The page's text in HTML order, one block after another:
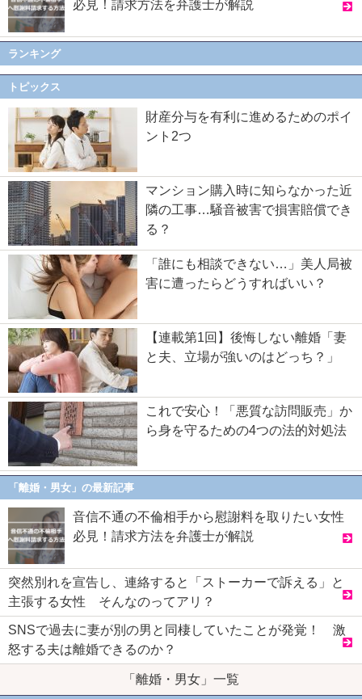
必見！請求方法を弁護士が解説
ランキング
トピックス
財産分与を有利に進めるためのポイ
ント2つ
マンション購入時に知らなかった近
隣の工事…騒音被害で損害賠償でき
る？
「誰にも相談できない…」美人局被
害に遭ったらどうすればいい？
【連載第1回】後悔しない離婚「妻
と夫、立場が強いのはどっち？」
これで安心！「悪質な訪問販売」か
ら身を守るための4つの法的対処法
「離婚・男女」の最新記事
音信不通の不倫相手から慰謝料を取りたい女性
必見！請求方法を弁護士が解説
突然別れを宣告し、連絡すると「ストーカーで訴える」と
主張する女性 そんなのってアリ？
SNSで過去に妻が別の男と同棲していたことが発覚！ 激
怒する夫は離婚できるのか？
「離婚・男女」一覧